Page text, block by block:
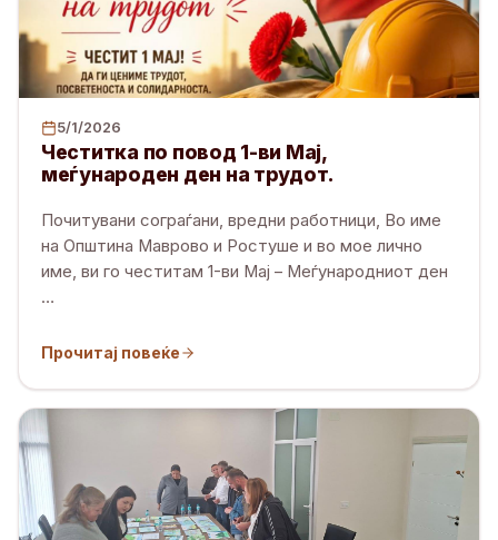
5/1/2026
Честитка по повод 1-ви Мај,
меѓународен ден на трудот.
Почитувани сограѓани, вредни работници, Во име
на Општина Маврово и Ростуше и во мое лично
име, ви го честитам 1-ви Мај – Меѓународниот ден
…
Прочитај повеќе